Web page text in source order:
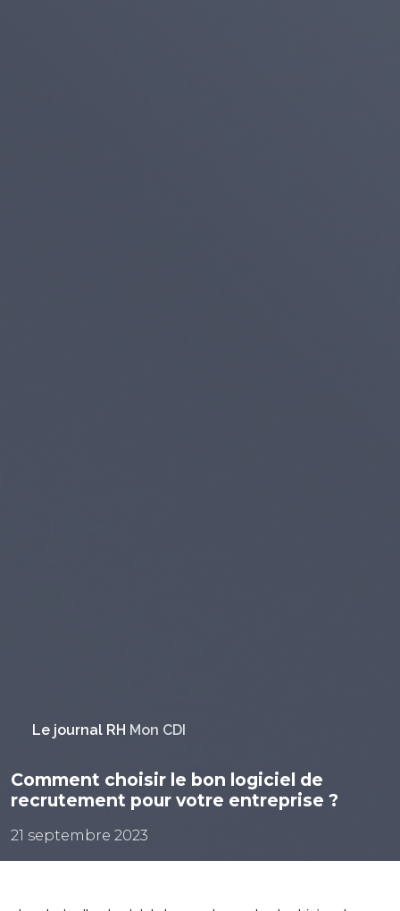
Le journal RH Mon CDI
Comment choisir le bon logiciel de
recrutement pour votre entreprise ?
21 septembre 2023